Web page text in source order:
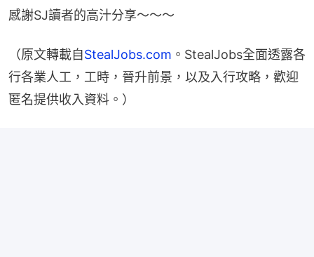
感謝SJ讀者的高汁分享～～～
（原文轉載自StealJobs.com 。StealJobs全面透露各
行各業人工，工時，晉升前景，以及入行攻略，歡迎
匿名提供收入資料。）